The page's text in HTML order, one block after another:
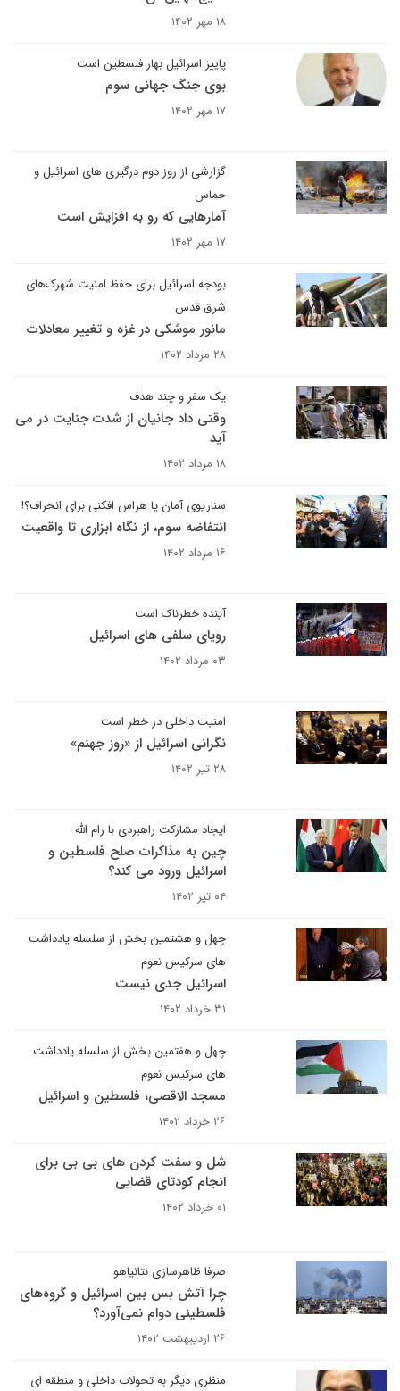
۱۸ مهر ۱۴۰۲
پاییز اسرائیل بهار فلسطین است
بوی جنگ جهانی سوم
۱۷ مهر ۱۴۰۲
گزارشی از روز دوم درگیری های اسرائیل و
حماس
آمارهایی که رو به افزایش است
۱۷ مهر ۱۴۰۲
بودجه اسرائیل برای حفظ امنیت شهرک‌های
شرق قدس
مانور موشکی در غزه و تغییر معادلات
۲۸ مرداد ۱۴۰۲
یک سفر و چند هدف
وقتی داد جانیان از شدت جنایت در می
آید
۱۸ مرداد ۱۴۰۲
سناریوی آمان یا هراس افکنی برای انحراف؟!
انتفاضه سوم، از نگاه ابزاری تا واقعیت
۱۶ مرداد ۱۴۰۲
آینده خطرناک است
رویای سلفی های اسرائیل
۰۳ مرداد ۱۴۰۲
امنیت داخلی در خطر است
نگرانی اسرائیل از «روز جهنم»
۲۸ تیر ۱۴۰۲
ایجاد مشارکت راهبردی با رام الله
چین به مذاکرات صلح فلسطین و
اسرائیل ورود می کند؟
۰۴ تیر ۱۴۰۲
چهل و هشتمین بخش از سلسله یادداشت
های سرکیس نعوم
اسرائیل جدی نیست
۳۱ خرداد ۱۴۰۲
چهل و هفتمین بخش از سلسله یادداشت
های سرکیس نعوم
مسجد الاقصی، فلسطین و اسرائیل
۲۶ خرداد ۱۴۰۲
شل و سفت کردن های بی بی برای
انجام کودتای قضایی
۰۱ خرداد ۱۴۰۲
صرفا ظاهرسازی نتانیاهو
چرا آتش بس بین اسرائیل و گروه‌های
فلسطینی دوام نمی‌آورد؟
۲۶ اردیبهشت ۱۴۰۲
منظری دیگر به تحولات داخلی و منطقه ای